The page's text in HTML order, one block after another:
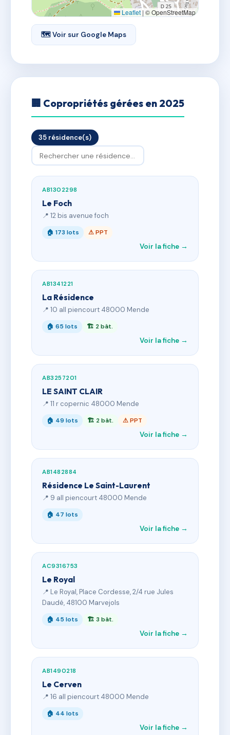
Leaflet | © OpenStreetMap
🗺 Voir sur Google Maps
🏢 Copropriétés gérées en 2025
35 résidence(s)
AB1302298
Le Foch
📍 12 bis avenue foch
🏠 173 lots ⚠ PPT
Voir la fiche →
AB1341221
La Résidence
📍 10 all piencourt 48000 Mende
🏠 65 lots 🏗 2 bât.
Voir la fiche →
AB3257201
LE SAINT CLAIR
📍 11 r copernic 48000 Mende
🏠 49 lots 🏗 2 bât. ⚠ PPT
Voir la fiche →
AB1482884
Résidence Le Saint-Laurent
📍 9 all piencourt 48000 Mende
🏠 47 lots
Voir la fiche →
AC9316753
Le Royal
📍 Le Royal, Place Cordesse, 2/4 rue Jules
Daudé, 48100 Marvejols
🏠 45 lots 🏗 3 bât.
Voir la fiche →
AB1490218
Le Cerven
📍 16 all piencourt 48000 Mende
🏠 44 lots
Voir la fiche →